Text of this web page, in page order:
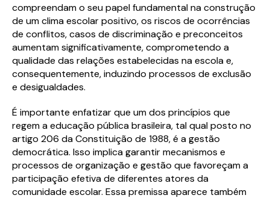
Preencha o formulário abaixo e tenha
acesso ao conteúdo logo em seguida.
Preencha o formulário abaixo e tenha
acesso ao conteúdo logo em seguida.
compreendam o seu papel fundamental na construção
de um clima escolar positivo, os riscos de ocorrências
de conflitos, casos de discriminação e preconceitos
aumentam significativamente, comprometendo a
qualidade das relações estabelecidas na escola e,
consequentemente, induzindo processos de exclusão
e desigualdades.
É importante enfatizar que um dos princípios que
regem a educação pública brasileira, tal qual posto no
artigo 206 da Constituição de 1988, é a gestão
democrática. Isso implica garantir mecanismos e
processos de organização e gestão que favoreçam a
participação efetiva de diferentes atores da
comunidade escolar. Essa premissa aparece também